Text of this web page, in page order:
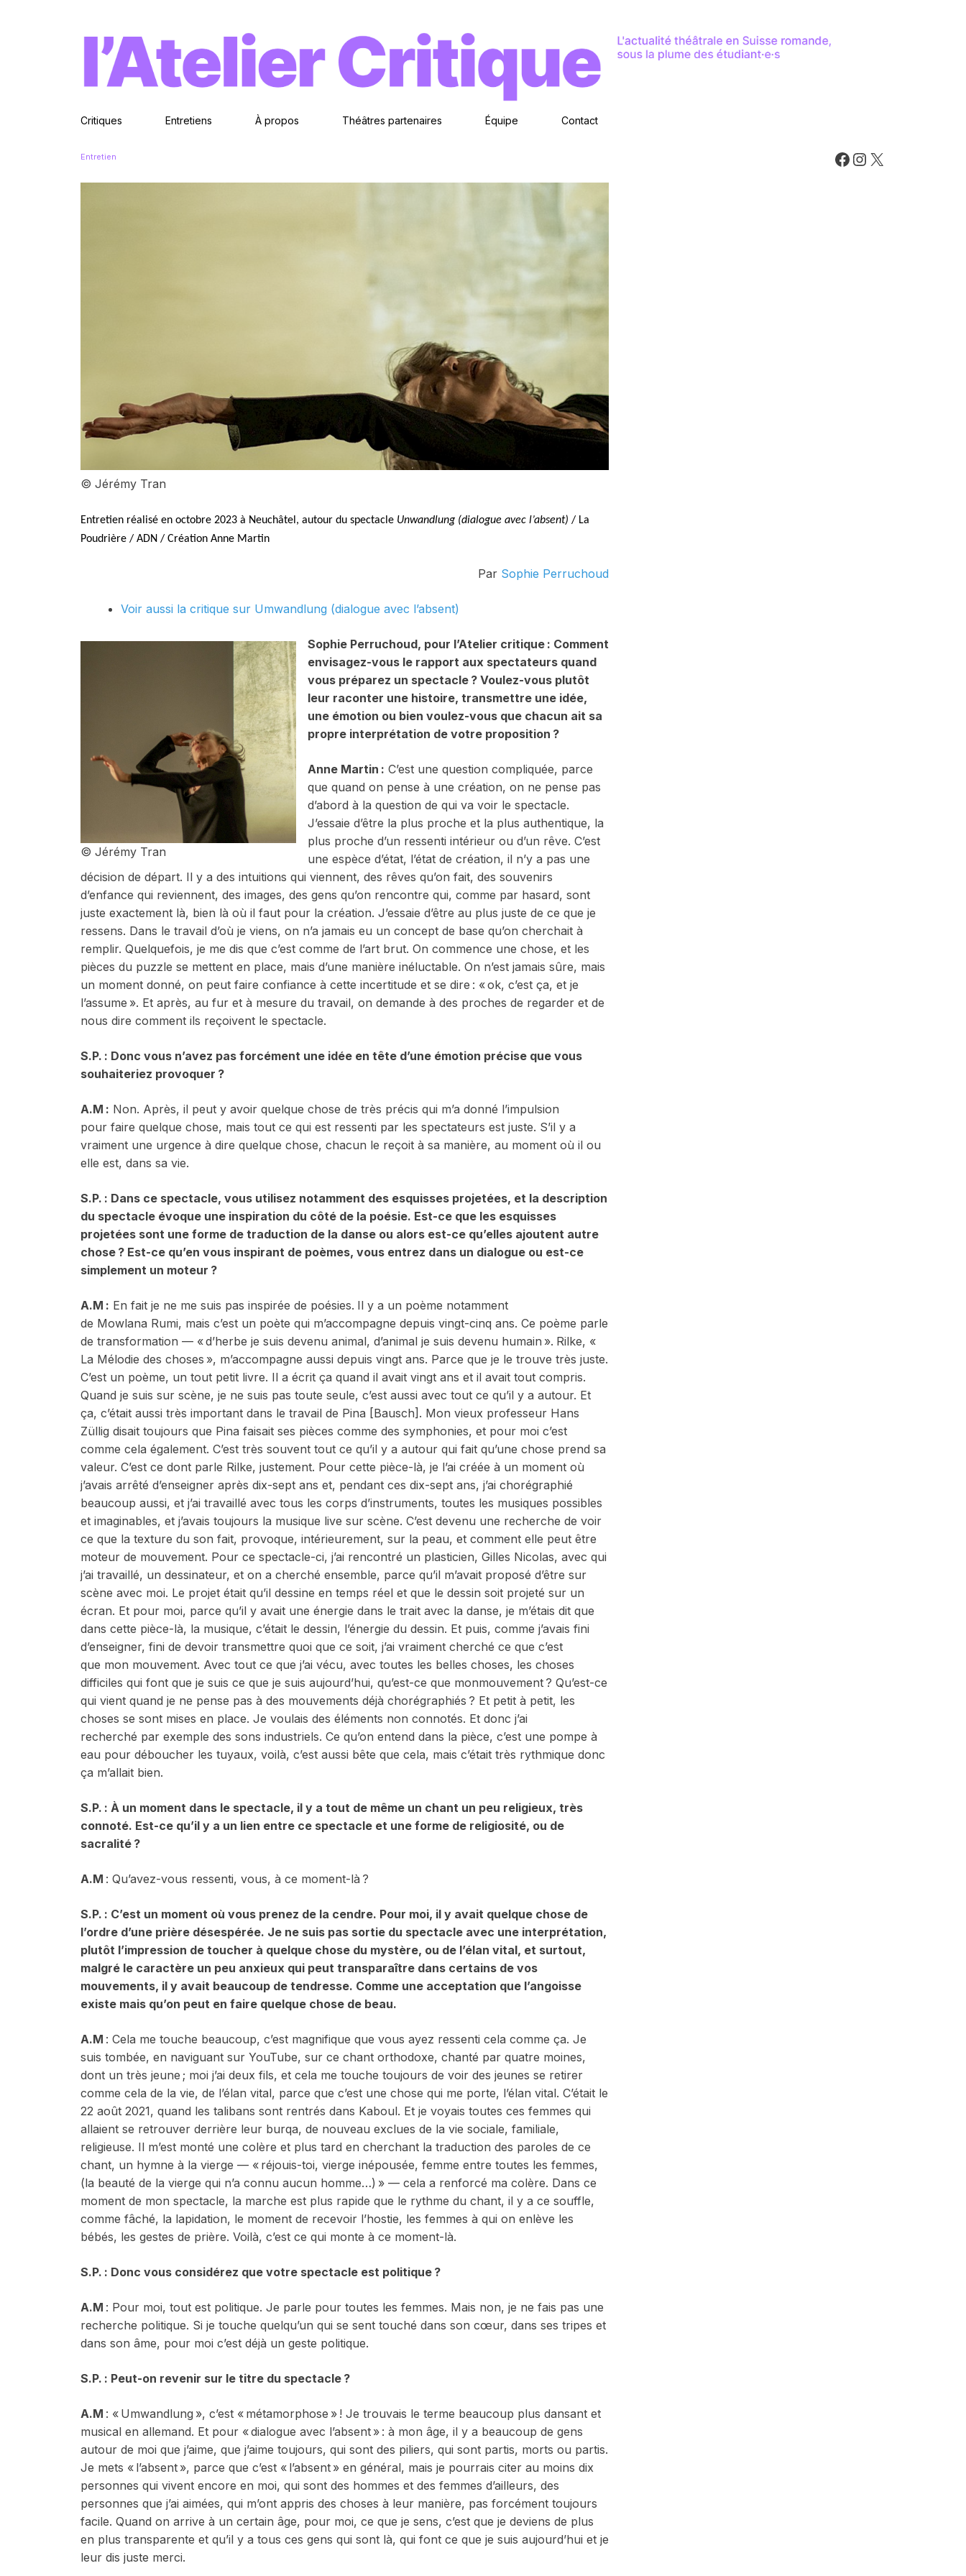
Critiques Entretiens À propos Théâtres partenaires Équipe Contact
Entretien
© Jérémy Tran
Entretien réalisé en octobre 2023 à Neuchâtel, autour du spectacle Unwandlung (dialogue avec l’absent) / La
Poudrière / ADN / Création Anne Martin
Par Sophie Perruchoud
Voir aussi la critique sur Umwandlung (dialogue avec l’absent)
© Jérémy Tran
Sophie Perruchoud, pour l’Atelier critique : Comment
envisagez-vous le rapport aux spectateurs quand
vous préparez un spectacle ? Voulez-vous plutôt
leur raconter une histoire, transmettre une idée,
une émotion ou bien voulez-vous que chacun ait sa
propre interprétation de votre proposition ?
Anne Martin : C’est une question compliquée, parce
que quand on pense à une création, on ne pense pas
d’abord à la question de qui va voir le spectacle.
J’essaie d’être la plus proche et la plus authentique, la
plus proche d’un ressenti intérieur ou d’un rêve. C’est
une espèce d’état, l’état de création, il n’y a pas une
décision de départ. Il y a des intuitions qui viennent, des rêves qu’on fait, des souvenirs
d’enfance qui reviennent, des images, des gens qu’on rencontre qui, comme par hasard, sont
juste exactement là, bien là où il faut pour la création. J’essaie d’être au plus juste de ce que je
ressens. Dans le travail d’où je viens, on n’a jamais eu un concept de base qu’on cherchait à
remplir. Quelquefois, je me dis que c’est comme de l’art brut. On commence une chose, et les
pièces du puzzle se mettent en place, mais d’une manière inéluctable. On n’est jamais sûre, mais
un moment donné, on peut faire confiance à cette incertitude et se dire : « ok, c’est ça, et je
l’assume ». Et après, au fur et à mesure du travail, on demande à des proches de regarder et de
nous dire comment ils reçoivent le spectacle.
S.P. : Donc vous n’avez pas forcément une idée en tête d’une émotion précise que vous
souhaiteriez provoquer ?
A.M : Non. Après, il peut y avoir quelque chose de très précis qui m’a donné l’impulsion
pour faire quelque chose, mais tout ce qui est ressenti par les spectateurs est juste. S’il y a
vraiment une urgence à dire quelque chose, chacun le reçoit à sa manière, au moment où il ou
elle est, dans sa vie.
S.P. : Dans ce spectacle, vous utilisez notamment des esquisses projetées, et la description
du spectacle évoque une inspiration du côté de la poésie. Est-ce que les esquisses
projetées sont une forme de traduction de la danse ou alors est-ce qu’elles ajoutent autre
chose ? Est-ce qu’en vous inspirant de poèmes, vous entrez dans un dialogue ou est-ce
simplement un moteur ?
A.M : En fait je ne me suis pas inspirée de poésies. Il y a un poème notamment
de Mowlana Rumi, mais c’est un poète qui m’accompagne depuis vingt-cinq ans. Ce poème parle
de transformation — « d’herbe je suis devenu animal, d’animal je suis devenu humain ». Rilke, «
La Mélodie des choses », m’accompagne aussi depuis vingt ans. Parce que je le trouve très juste.
C’est un poème, un tout petit livre. Il a écrit ça quand il avait vingt ans et il avait tout compris.
Quand je suis sur scène, je ne suis pas toute seule, c’est aussi avec tout ce qu’il y a autour. Et
ça, c’était aussi très important dans le travail de Pina [Bausch]. Mon vieux professeur Hans
Züllig disait toujours que Pina faisait ses pièces comme des symphonies, et pour moi c’est
comme cela également. C’est très souvent tout ce qu’il y a autour qui fait qu’une chose prend sa
valeur. C’est ce dont parle Rilke, justement. Pour cette pièce-là, je l’ai créée à un moment où
j’avais arrêté d’enseigner après dix-sept ans et, pendant ces dix-sept ans, j’ai chorégraphié
beaucoup aussi, et j’ai travaillé avec tous les corps d’instruments, toutes les musiques possibles
et imaginables, et j’avais toujours la musique live sur scène. C’est devenu une recherche de voir
ce que la texture du son fait, provoque, intérieurement, sur la peau, et comment elle peut être
moteur de mouvement. Pour ce spectacle-ci, j’ai rencontré un plasticien, Gilles Nicolas, avec qui
j’ai travaillé, un dessinateur, et on a cherché ensemble, parce qu’il m’avait proposé d’être sur
scène avec moi. Le projet était qu’il dessine en temps réel et que le dessin soit projeté sur un
écran. Et pour moi, parce qu’il y avait une énergie dans le trait avec la danse, je m’étais dit que
dans cette pièce-là, la musique, c’était le dessin, l’énergie du dessin. Et puis, comme j’avais fini
d’enseigner, fini de devoir transmettre quoi que ce soit, j’ai vraiment cherché ce que c’est
que mon mouvement. Avec tout ce que j’ai vécu, avec toutes les belles choses, les choses
difficiles qui font que je suis ce que je suis aujourd’hui, qu’est-ce que monmouvement ? Qu’est-ce
qui vient quand je ne pense pas à des mouvements déjà chorégraphiés ? Et petit à petit, les
choses se sont mises en place. Je voulais des éléments non connotés. Et donc j’ai
recherché par exemple des sons industriels. Ce qu’on entend dans la pièce, c’est une pompe à
eau pour déboucher les tuyaux, voilà, c’est aussi bête que cela, mais c’était très rythmique donc
ça m’allait bien.
S.P. : À un moment dans le spectacle, il y a tout de même un chant un peu religieux, très
connoté. Est-ce qu’il y a un lien entre ce spectacle et une forme de religiosité, ou de
sacralité ?
A.M : Qu’avez-vous ressenti, vous, à ce moment-là ?
S.P. : C’est un moment où vous prenez de la cendre. Pour moi, il y avait quelque chose de
l’ordre d’une prière désespérée. Je ne suis pas sortie du spectacle avec une interprétation,
plutôt l’impression de toucher à quelque chose du mystère, ou de l’élan vital, et surtout,
malgré le caractère un peu anxieux qui peut transparaître dans certains de vos
mouvements, il y avait beaucoup de tendresse. Comme une acceptation que l’angoisse
existe mais qu’on peut en faire quelque chose de beau.
A.M : Cela me touche beaucoup, c’est magnifique que vous ayez ressenti cela comme ça. Je
suis tombée, en naviguant sur YouTube, sur ce chant orthodoxe, chanté par quatre moines,
dont un très jeune ; moi j’ai deux fils, et cela me touche toujours de voir des jeunes se retirer
comme cela de la vie, de l’élan vital, parce que c’est une chose qui me porte, l’élan vital. C’était le
22 août 2021, quand les talibans sont rentrés dans Kaboul. Et je voyais toutes ces femmes qui
allaient se retrouver derrière leur burqa, de nouveau exclues de la vie sociale, familiale,
religieuse. Il m’est monté une colère et plus tard en cherchant la traduction des paroles de ce
chant, un hymne à la vierge — « réjouis-toi, vierge inépousée, femme entre toutes les femmes,
(la beauté de la vierge qui n’a connu aucun homme…) » — cela a renforcé ma colère. Dans ce
moment de mon spectacle, la marche est plus rapide que le rythme du chant, il y a ce souffle,
comme fâché, la lapidation, le moment de recevoir l’hostie, les femmes à qui on enlève les
bébés, les gestes de prière. Voilà, c’est ce qui monte à ce moment-là.
S.P. : Donc vous considérez que votre spectacle est politique ?
A.M : Pour moi, tout est politique. Je parle pour toutes les femmes. Mais non, je ne fais pas une
recherche politique. Si je touche quelqu’un qui se sent touché dans son cœur, dans ses tripes et
dans son âme, pour moi c’est déjà un geste politique.
S.P. : Peut-on revenir sur le titre du spectacle ?
A.M : « Umwandlung », c’est « métamorphose » ! Je trouvais le terme beaucoup plus dansant et
musical en allemand. Et pour « dialogue avec l’absent » : à mon âge, il y a beaucoup de gens
autour de moi que j’aime, que j’aime toujours, qui sont des piliers, qui sont partis, morts ou partis.
Je mets « l’absent », parce que c’est « l’absent » en général, mais je pourrais citer au moins dix
personnes qui vivent encore en moi, qui sont des hommes et des femmes d’ailleurs, des
personnes que j’ai aimées, qui m’ont appris des choses à leur manière, pas forcément toujours
facile. Quand on arrive à un certain âge, pour moi, ce que je sens, c’est que je deviens de plus
en plus transparente et qu’il y a tous ces gens qui sont là, qui font ce que je suis aujourd’hui et je
leur dis juste merci.